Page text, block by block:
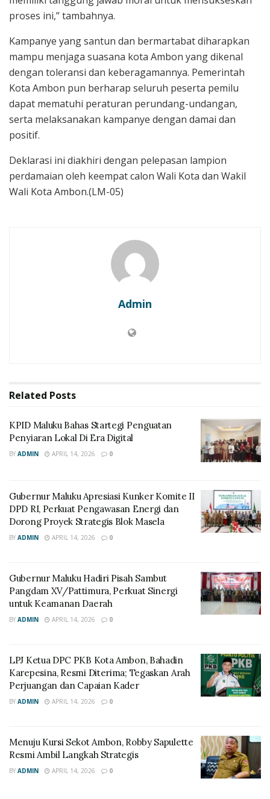
proses ini,” tambahnya.
Kampanye yang santun dan bermartabat diharapkan
mampu menjaga suasana kota Ambon yang dikenal
dengan toleransi dan keberagamannya. Pemerintah
Kota Ambon pun berharap seluruh peserta pemilu
dapat mematuhi peraturan perundang-undangan,
serta melaksanakan kampanye dengan damai dan
positif.
Deklarasi ini diakhiri dengan pelepasan lampion
perdamaian oleh keempat calon Wali Kota dan Wakil
Wali Kota Ambon.(LM-05)
Admin
Related Posts
KPID Maluku Bahas Startegi Penguatan
Penyiaran Lokal Di Era Digital
BY ADMIN APRIL 14, 2026 0
Gubernur Maluku Apresiasi Kunker Komite II
DPD RI, Perkuat Pengawasan Energi dan
Dorong Proyek Strategis Blok Masela
BY ADMIN APRIL 14, 2026 0
Gubernur Maluku Hadiri Pisah Sambut
Pangdam XV/Pattimura, Perkuat Sinergi
untuk Keamanan Daerah
BY ADMIN APRIL 14, 2026 0
LPJ Ketua DPC PKB Kota Ambon, Bahadin
Karepesina, Resmi Diterima; Tegaskan Arah
Perjuangan dan Capaian Kader
BY ADMIN APRIL 14, 2026 0
Menuju Kursi Sekot Ambon, Robby Sapulette
Resmi Ambil Langkah Strategis
BY ADMIN APRIL 14, 2026 0